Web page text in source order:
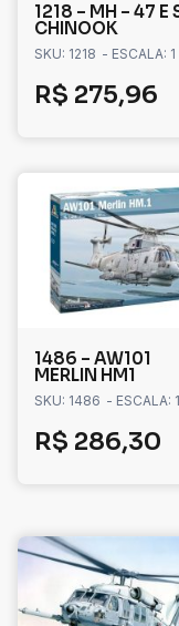
1218 – MH – 47 E
CHINOOK
SKU: 1218 - ESCALA: 1
R$ 275,96
1486 – AW101
MERLIN HM1
SKU: 1486 - ESCALA:
R$ 286,30